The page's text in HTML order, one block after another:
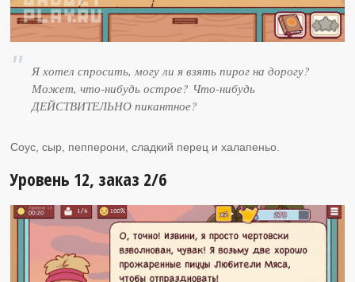
Я хотел спросить, могу ли я взять пирог на дорогу?
Может, что-нибудь острое? Что-нибудь
ДЕЙСТВИТЕЛЬНО пикантное?
Соус, сыр, пепперони, сладкий перец и халапеньо.
Уровень 12, заказ 2/6